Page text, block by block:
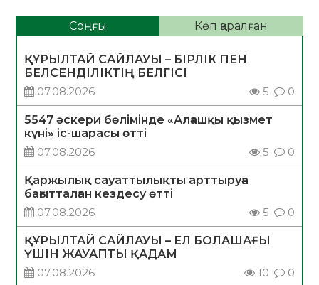
Соңғы Көп қаралған
ҚҰРЫЛТАЙ САЙЛАУЫ – БІРЛІК ПЕН
БЕЛСЕНДІЛІКТІҢ БЕЛГІСІ
07.08.2026
5 0
5547 әскери бөлімінде «Алғашқы қызмет
күні» іс-шарасы өтті
07.08.2026
5 0
Қаржылық сауаттылықты арттыруға
бағытталған кездесу өтті
07.08.2026
5 0
ҚҰРЫЛТАЙ САЙЛАУЫ – ЕЛ БОЛАШАҒЫ
ҮШІН ЖАУАПТЫ ҚАДАМ
07.08.2026
10 0